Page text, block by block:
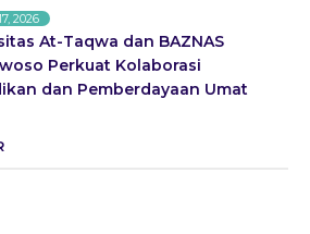
2026
At-Taqwa dan BAZNAS
Perkuat Kolaborasi
dan Pemberdayaan Umat